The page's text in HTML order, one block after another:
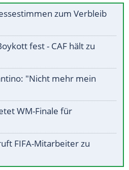
zum Verbleib
fest - CAF hält zu
"Nicht mehr mein
WM-Finale für
FIFA-Mitarbeiter zu